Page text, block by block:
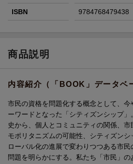
ISBN 9784768479438
商品説明
内容紹介（「BOOK」データベ
市民の資格を問題化する概念として、今
ーワードとなった「シティズンシップ
史から、個人とコミュニティの関係、
モポリタニズムの可能性、シティズン
ローバル化の進展で変わりつつある市
問題を明らかにする。私たち「市民」の